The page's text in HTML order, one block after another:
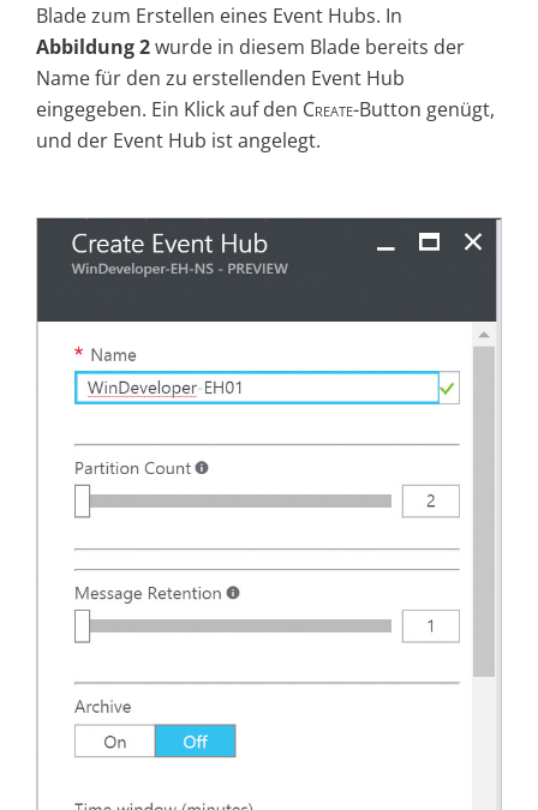
Blade zum Erstellen eines Event Hubs. In
Abbildung 2wurde in diesem Blade bereits der
Name für den zu erstellenden Event Hub
eingegeben. Ein Klick auf den Create-Button genügt,
und der Event Hub ist angelegt.